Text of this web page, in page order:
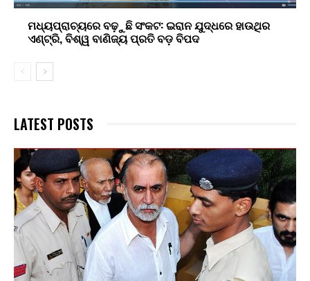
ମଧ୍ୟପ୍ରାଚ୍ୟରେ ବଢ଼ୁଛି ସଂକଟ: ଇରାନ ଯୁଦ୍ଧରେ ହାଉଥିର
ଏଣ୍ଟ୍ରି, ବିଶ୍ୱ ବାଣିଜ୍ୟ ପ୍ରତି ବଡ଼ ବିପଦ
LATEST POSTS